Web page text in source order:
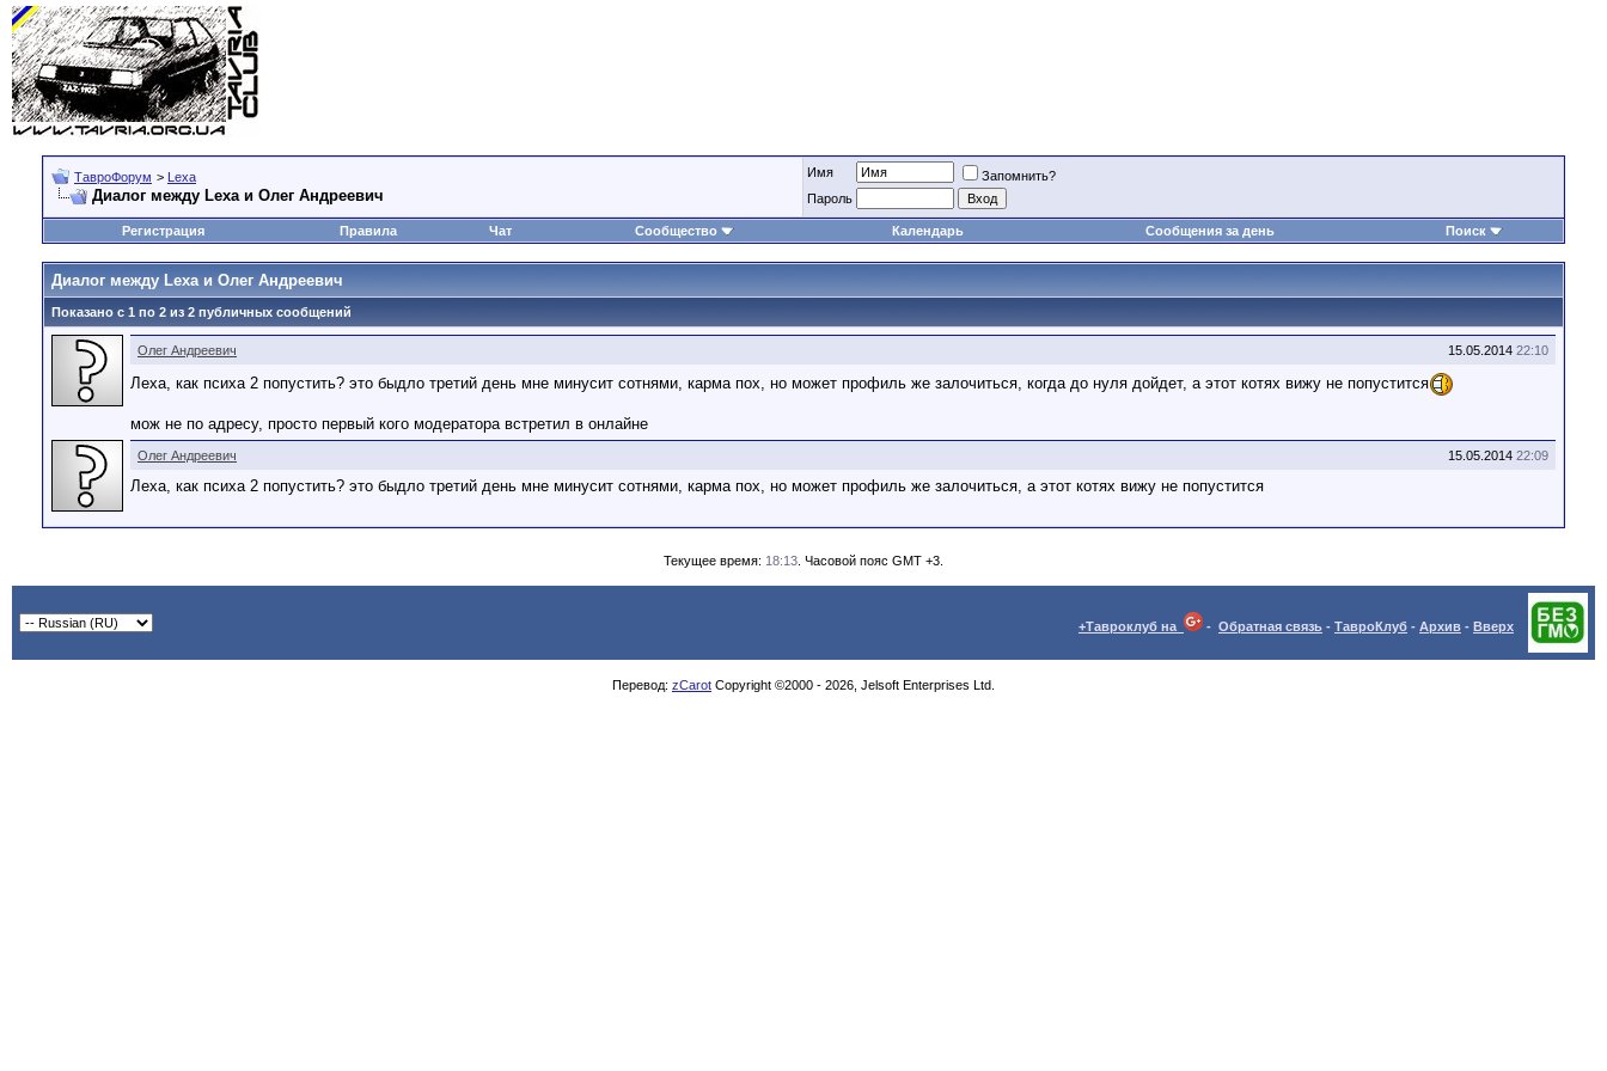
ТавроФорум > Lexa
Диалог между Lexa и Олег Андреевич
Имя
Запомнить?
Пароль
Регистрация Правила Чат Сообщество Календарь Сообщения за день Поиск
Диалог между Lexa и Олег Андреевич
Показано с 1 по 2 из 2 публичных сообщений
15.05.2014 22:10
Олег Андреевич
Леха, как психа 2 попустить? это быдло третий день мне минусит сотнями, карма пох, но может профиль же залочиться, когда до нуля дойдет, а этот котях вижу не попустится
мож не по адресу, просто первый кого модератора встретил в онлайне
15.05.2014 22:09
Олег Андреевич
Леха, как психа 2 попустить? это быдло третий день мне минусит сотнями, карма пох, но может профиль же залочиться, а этот котях вижу не попустится
Текущее время: 18:13 . Часовой пояс GMT +3.
+Тавроклуб на - Обратная связь - ТавроКлуб - Архив - Вверх
Перевод: zCarot Copyright ©2000 - 2026, Jelsoft Enterprises Ltd.